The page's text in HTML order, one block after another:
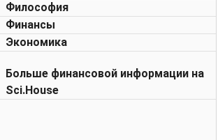
Философия
Финансы
Экономика
Больше финансовой информации на
Sci.House